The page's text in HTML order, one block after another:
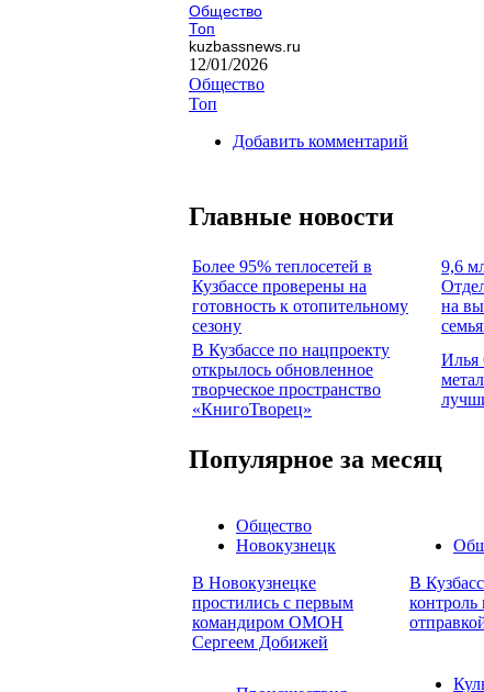
Общество
Топ
kuzbassnews.ru
12/01/2026
Общество
Топ
Добавить комментарий
Главные новости
Более 95% теплосетей в
Кузбассе проверены на
готовность к отопительному
сезону
9,6
на
В Кузбассе по нацпроекту
открылось обновленное
творческое пространство
«КнигоТворец»
Илья
Популярное за месяц
Общество
Новокузнецк
В Новокузнецке
простились с первым
командиром ОМОН
Сергеем Добижей
В
контроль